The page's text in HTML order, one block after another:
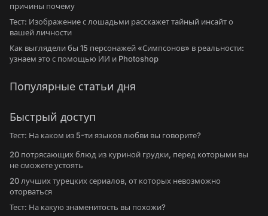
причины почему
Тест: Изображение с лошадьми расскажет тайный инсайт о
вашей личности
Как выглядели бы 15 персонажей «Симпсонов» в реальности:
узнаем это с помощью ИИ и Photoshop
Популярные статьи дня
Быстрый доступ
Тест: На каком из 5-ти языков любви вы говорите?
20 потрясающих блюд из куриной грудки, перед которыми вы
не сможете устоять
20 лучших турецких сериалов, от которых невозможно
оторваться
Тест: На какую знаменитость вы похожи?